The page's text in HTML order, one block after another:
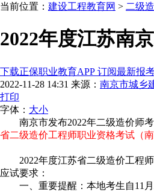
当前位置： 建设工程教育网 > 二级
2022年度江苏南
下载正保职业教育APP 订阅最新报
2022-11-28 14:31 来源： 南京市城乡
打印
字体： 大小
南京市发布2022年二级造价师
省二级造价工程师职业资格考试（
2022年度江苏省二级造价工程
应试要求：
一、重要提醒：本地考生自11